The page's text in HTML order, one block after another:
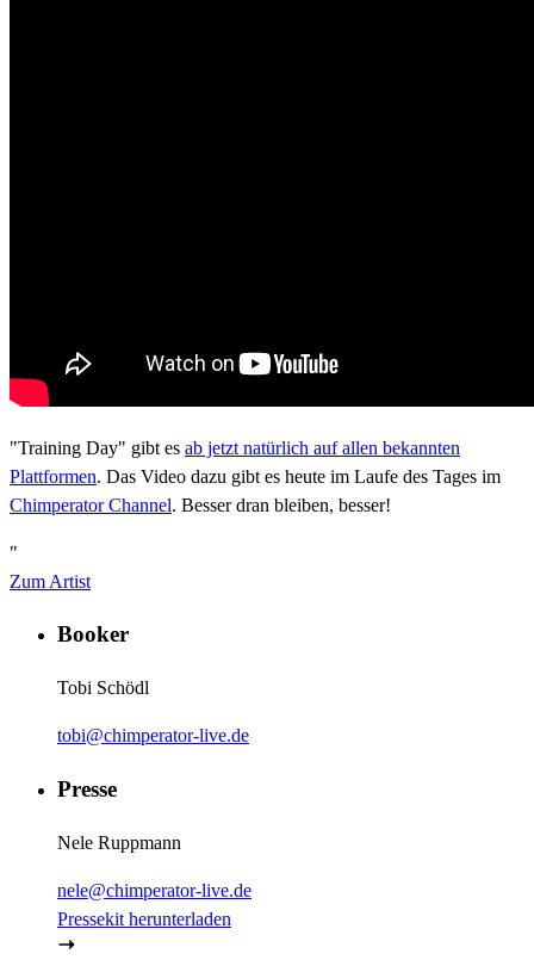
"Training Day" gibt es ab jetzt natürlich auf allen bekannten
Plattformen. Das Video dazu gibt es heute im Laufe des Tages im
Chimperator Channel. Besser dran bleiben, besser!
"
Zum Artist
Booker
Tobi Schödl
tobi@chimperator-live.de
Presse
Nele Ruppmann
nele@chimperator-live.de
Pressekit herunterladen